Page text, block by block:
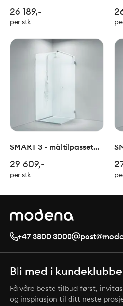
valgfri
26 189,-
per stk
SMART 3 - måltilpasset
valgfri
29 609,-
per stk
+47 3800 3000
Bli med i
Få våre beste tilbud først,
og inspirasjon til ditt neste